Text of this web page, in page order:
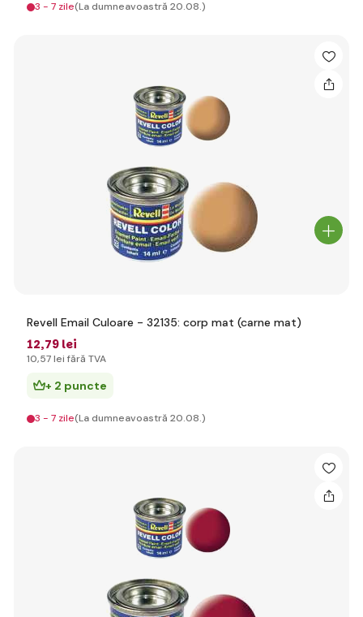
3 - 7 zile(La dumneavoastră 20.08.)
Revell Email Culoare - 32135: corp mat (carne mat)
12,79 lei
10,57 lei fără TVA
+ 2 puncte
3 - 7 zile(La dumneavoastră 20.08.)